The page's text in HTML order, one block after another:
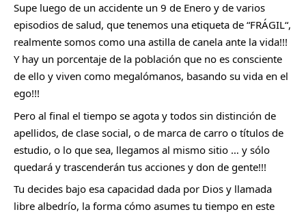
Supe luego de un accidente un 9 de Enero y de varios
episodios de salud, que tenemos una etiqueta de “FRÁGIL“,
realmente somos como una astilla de canela ante la vida!!!
Y hay un porcentaje de la población que no es consciente
de ello y viven como megalómanos, basando su vida en el
ego!!!
Pero al final el tiempo se agota y todos sin distinción de
apellidos, de clase social, o de marca de carro o títulos de
estudio, o lo que sea, llegamos al mismo sitio … y sólo
quedará y trascenderán tus acciones y don de gente!!!
Tu decides bajo esa capacidad dada por Dios y llamada
libre albedrío, la forma cómo asumes tu tiempo en este